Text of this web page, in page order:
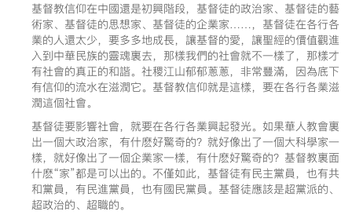
基督教信仰在中國還是初興階段，基督徒的政治家、基督徒的藝
術家、基督徒的思想家、基督徒的企業家……，基督徒在各行各
業的人還太少，要多多地成長，讓基督的愛，讓聖經的價值觀進
入到中華民族的靈魂裏去，那樣我們的社會就不一樣了，那樣才
有社會的真正的和諧。社稷江山郁郁蔥蔥，非常豐滿，因為底下
有信仰的流水在滋潤它。基督教信仰就是這樣，要在各行各業滋
潤這個社會。
基督徒要影響社會，就要在各行各業興起發光。如果華人教會裏
出一個大政治家，有什麽好驚奇的？就好像出了一個大科學家一
樣，就好像出了一個企業家一樣，有什麽好驚奇的？基督教裏面
什麽“家”都是可以出的。不僅如此，基督徒有民主黨員，也有共
和黨員，有民進黨員，也有國民黨員。基督徒應該是超黨派的、
超政治的、超職的。